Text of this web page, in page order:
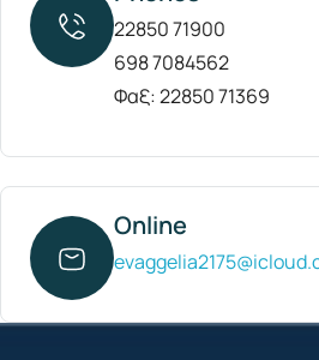
22850 71900
698 7084562
Φαξ: 22850 71369
Online